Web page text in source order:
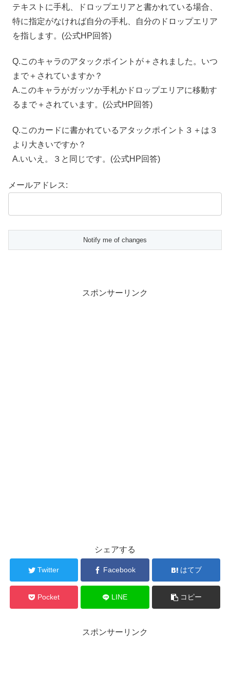
テキストに手札、ドロップエリアと書かれている場合、
特に指定がなければ自分の手札、自分のドロップエリア
を指します。(公式HP回答)
Q.このキャラのアタックポイントが＋されました。いつ
まで＋されていますか？
A.このキャラがガッツか手札かドロップエリアに移動す
るまで＋されています。(公式HP回答)
Q.このカードに書かれているアタックポイント３＋は３
より大きいですか？
A.いいえ。３と同じです。(公式HP回答)
メールアドレス:
スポンサーリンク
シェアする
Twitter Facebook はてブ
Pocket LINE コピー
スポンサーリンク